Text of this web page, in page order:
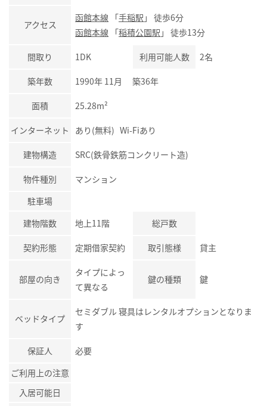
アクセス
函館本線 「手稲駅 」 徒歩6分
函館本線 「稲積公園駅 」 徒歩13分
間取り 1DK 利用可能人数 2名
築年数 1990年 11月 築36年
面積 25.28m²
インターネット あり(無料) Wi-Fiあり
建物構造 SRC(鉄骨鉄筋コンクリート造)
物件種別
マンション
駐車場
建物階数
地上11階 総戸数
契約形態 定期借家契約 取引態様 貸主
部屋の向き
タイプによっ
て異なる
鍵の種類 鍵
ベッドタイプ
セミダブル 寝具はレンタルオプションとなりま
す
保証人
必要
ご利用上の注意
入居可能日